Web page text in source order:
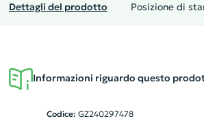
Dettagli del prodotto Posizione di
Informazioni riguardo questo
Codice: GZ240297478